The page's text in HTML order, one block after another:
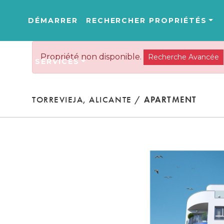
DÉMARRER RECHERCHER PROPRIÉTÉS
SERVICES
Propriété non disponible. Recherche Avancée
TORREVIEJA, ALICANTE /APARTMENT